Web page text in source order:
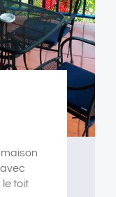
toit